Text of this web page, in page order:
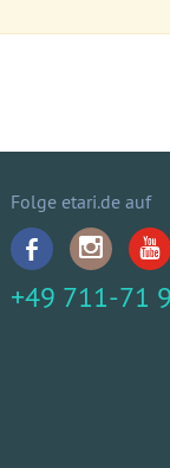
Folge etari.de auf
+49 711-71